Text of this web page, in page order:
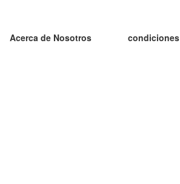
Acerca de Nosotros
condiciones